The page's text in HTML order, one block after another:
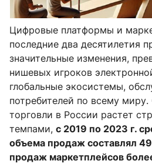
Цифровые платформы и
последние два десятилетия
значительные изменения,
нишевых игроков
глобальные экосистемы,
потребителей по всему
торговли в России растет
темпами, с 2019 по 2023 г.
объема продаж составлял
продаж маркетплейсов